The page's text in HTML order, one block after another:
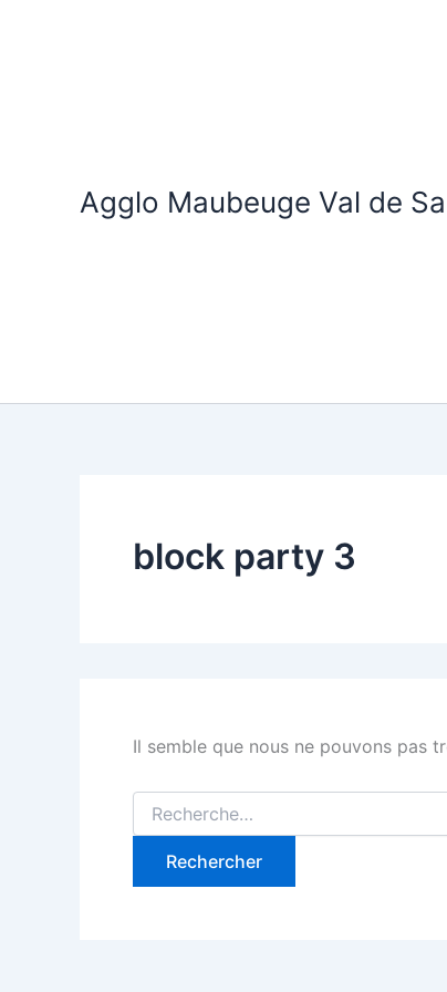
Agglo Maubeuge Val de
block party 3
Il semble que nous ne pouvons pas
Rechercher :